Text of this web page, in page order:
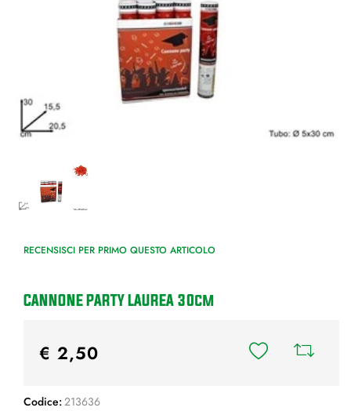
RECENSISCI PER PRIMO QUESTO ARTICOLO
CANNONE PARTY LAUREA 30cm
€ 2,50
Codice: 213636